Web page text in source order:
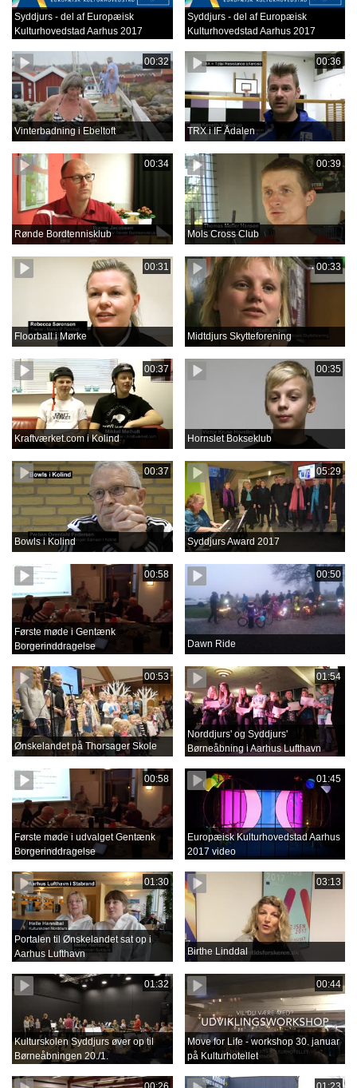
Syddjurs - del af Europæisk
Kulturhovedstad Aarhus 2017
Syddjurs - del af Europæisk
Kulturhovedstad Aarhus 2017
00:32
Vinterbadning i Ebeltoft
00:36
TRX i IF Ådalen
00:34
Rønde Bordtennisklub
00:39
Mols Cross Club
00:31
Floorball i Mørke
00:33
Midtdjurs Skytteforening
00:37
Kraftværket.com i Kolind
00:35
Hornslet Bokseklub
00:37
Bowls i Kolind
05:29
Syddjurs Award 2017
00:58
Første møde i Gentænk
Borgerinddragelse
00:50
Dawn Ride
00:53
Ønskelandet på Thorsager Skole
01:54
Norddjurs' og Syddjurs'
Børneåbning i Aarhus Lufthavn
00:58
Første møde i udvalget Gentænk
Borgerinddragelse
01:45
Europæisk Kulturhovedstad Aarhus
2017 video
01:30
Portalen til Ønskelandet sat op i
Aarhus Lufthavn
03:13
Birthe Linddal
01:32
Kulturskolen Syddjurs øver op til
Børneåbningen 20./1.
00:44
Move for Life - workshop 30. januar
på Kulturhotellet